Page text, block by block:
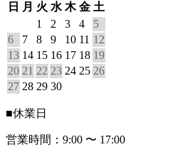
日
月 火 水 木 金 土
1
2 3 4
5
6
7 8 9 10 11 12
13 14 15 16 17 18 19
20 21 22 23 24 25 26
27 28 29 30
■休業日
営業時間：9:00 〜 17:00